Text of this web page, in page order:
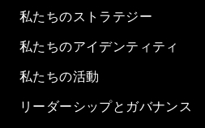
私たちのストラテジー
私たちのアイデンティティ
私たちの活動
リーダーシップとガバナンス